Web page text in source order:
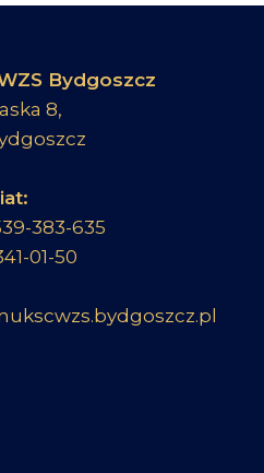
Bydgoszcz
8,
383-635
01-50